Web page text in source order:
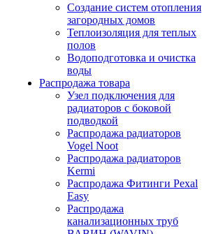
Создание систем отопления
загородных домов
Теплоизоляция для теплых
полов
Водоподготовка и очистка
воды
Распродажа товара
Узел подключения для
радиаторов с боковой
подводкой
Распродажа радиаторов
Vogel Noot
Распродажа радиаторов
Kermi
Распродажа Фитинги Pexal
Easy
Распродажа
канализационных труб